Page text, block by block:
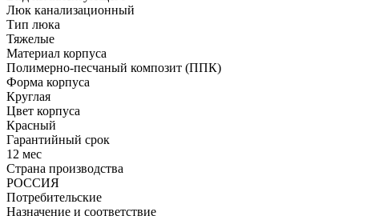
Люк канализационный
Тип люка
Тяжелые
Материал корпуса
Полимерно-песчаный композит (ППК)
Форма корпуса
Круглая
Цвет корпуса
Красный
Гарантийный срок
12 мес
Страна производства
РОССИЯ
Потребительские
Назначение и соответствие